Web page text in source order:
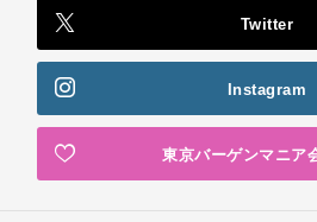
Twitter
Instagram
東京バーゲンマニア